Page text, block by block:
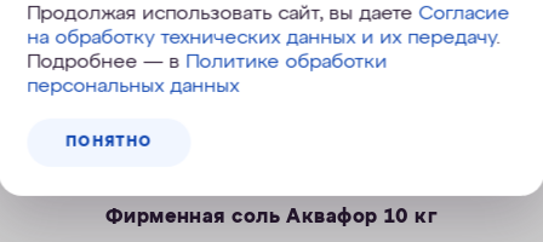
Фирменная соль Аквафор 10 кг
Продолжая использовать сайт, вы даетеСогласие
на обработку технических данных и их передачу.
Подробнее — в Политике обработки
персональных данных
ПОНЯТНО